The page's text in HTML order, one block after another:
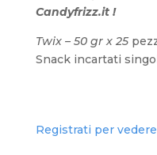
Candyfrizz.it !
Twix – 50 gr x 25
Snack incartati
Registrati per